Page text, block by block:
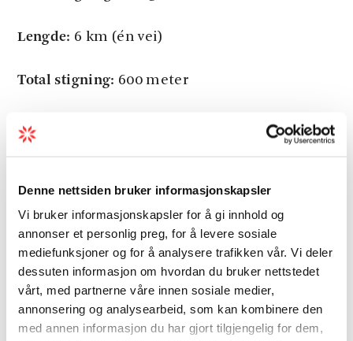
Denne nettsiden bruker informasjonskapsler
Vi bruker informasjonskapsler for å gi innhold og
annonser et personlig preg, for å levere sosiale
mediefunksjoner og for å analysere trafikken vår. Vi deler
dessuten informasjon om hvordan du bruker nettstedet
vårt, med partnerne våre innen sosiale medier,
annonsering og analysearbeid, som kan kombinere den
med annen informasjon du har gjort tilgjengelig for dem,
Lengde: 6 km (én vei)
Total stigning: 600 meter
Total gangtid
Last meir
Gradering